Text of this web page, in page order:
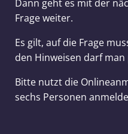
Dann geht es mit der
Frage weiter.
Es gilt, auf die Frage
den Hinweisen darf man
Bitte nutzt die
sechs Personen